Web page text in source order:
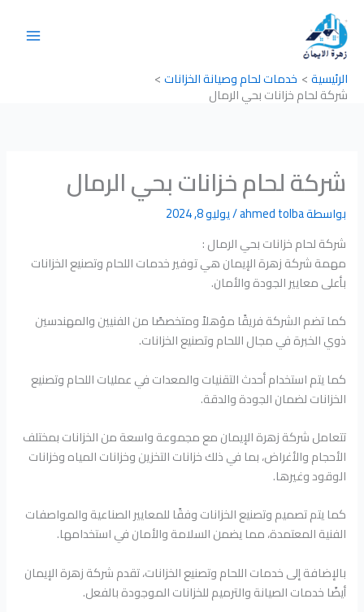
المحتوى
الرئيسية
خدمات لحام وصيانة الخزانات
شركة لحام خزانات بحي الرمال
شركة لحام خزانات بحي الرمال
بواسطةahmed tolba
/يوليو 8, 2024
شركة لحام خزانات بحي الرمال :
مهمة شركة زهرة الإيمان هي توفير خدمات اللحام وتصنيع الخزانات
بأعلى معايير الجودة والأمان.
كما تضم الشركة فريقًا مؤهلاً ومتخصصًا من الفنيين والمهندسين
ذوي الخبرة في مجال اللحام وتصنيع الخزانات.
كما يتم استخدام أحدث التقنيات والمعدات في عمليات اللحام وتصنيع
الخزانات لضمان الجودة والدقة.
تتعامل شركة زهرة الإيمان مع مجموعة واسعة من الخزانات بمختلف
الأحجام والأغراض، بما في ذلك خزانات التخزين وخزانات المياه وخزانات
الوقود وغيرها.
كما يتم تصميم وتصنيع الخزانات وفقًا للمعايير الصناعية والمواصفات
الفنية المعتمدة، مما يضمن السلامة والأمان في استخدامها.
بالإضافة إلى خدمات اللحام وتصنيع الخزانات، تقدم شركة زهرة الإيمان
أيضًا خدمات الصيانة والترميم للخزانات الموجودة بالفعل.